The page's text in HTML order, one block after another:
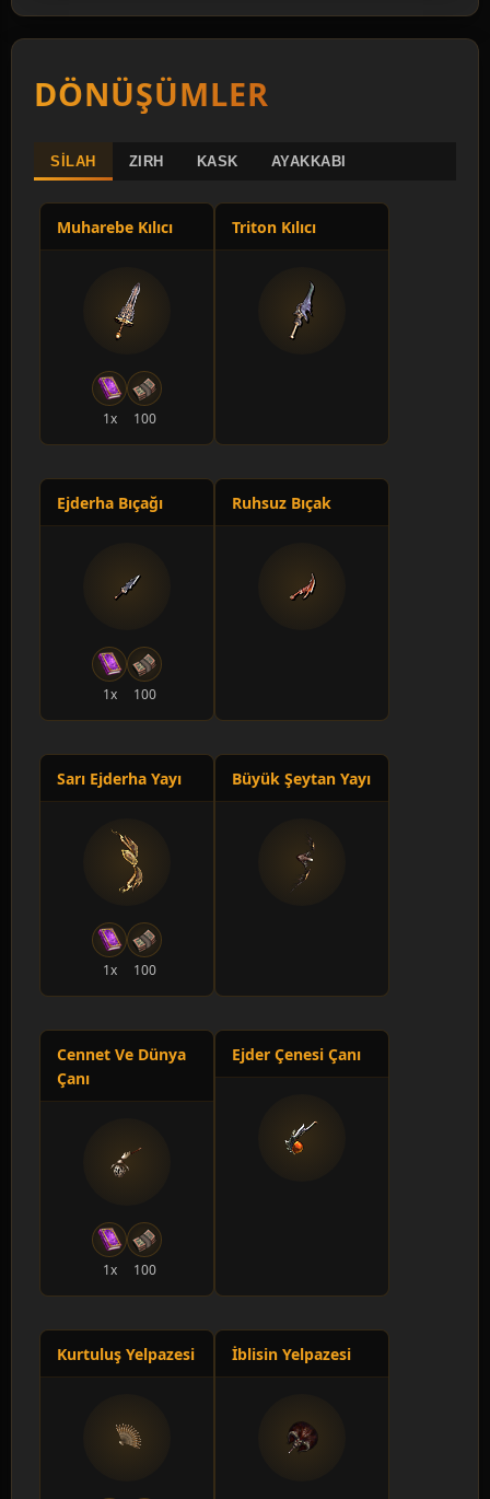
+10 Kritik Vuruş Şansı
115 Lv
+2000 HP
120 Lv
+10 Saldırı Değeri
125 Lv
500 adet
130 Lv
500 adet
135 Lv
150 adet Setaou Komutan
+25 Saldırı Değeri
140 Lv
20 adet
+30 Saldırı Değeri
145 Lv
+35 Saldırı Değeri
100 adet
+10 Yarı İnsanlara Karşı Güç
155 Lv
+10 Şamanlara Karşı Güç
160 Lv
DÖNÜŞÜMLER
SILAH ZIRH KASK AYAKKABI
Muharebe Kılıcı
1x 100
Triton Kılıcı
Ejderha Bıçağı
1x 100
Ruhsuz Bıçak
Sarı Ejderha Yayı
1x 100
Büyük Şeytan Yayı
Cennet Ve Dünya
Çanı
1x 100
Ejder Çenesi Çanı
Kurtuluş Yelpazesi İblisin Yelpazesi